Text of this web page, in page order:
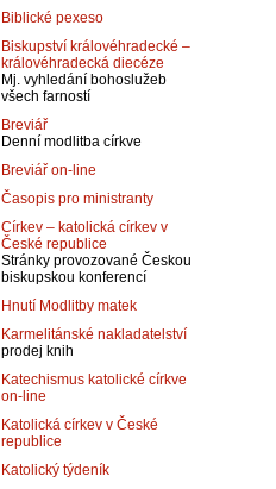
Biblické pexeso
Biskupství královéhradecké –
královéhradecká diecéze
Mj. vyhledání bohoslužeb
všech farností
Breviář
Denní modlitba církve
Breviář on-line
Časopis pro ministranty
Církev – katolická církev v
České republice
Stránky provozované Českou
biskupskou konferencí
Hnutí Modlitby matek
Karmelitánské nakladatelství
prodej knih
Katechismus katolické církve
on-line
Katolická církev v České
republice
Katolický týdeník